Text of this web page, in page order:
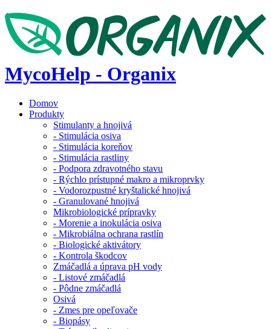
MycoHelp - Organix
Domov
Produkty
Stimulanty a hnojivá
- Stimulácia osiva
- Stimulácia koreňov
- Stimulácia rastliny
- Podpora zdravotného stavu
- Rýchlo prístupné makro a mikroprvky
- Vodorozpustné kryštalické hnojivá
- Granulované hnojivá
Mikrobiologické prípravky
- Morenie a inokulácia osiva
- Mikrobiálna ochrana rastlín
- Biologické aktivátory
- Kontrola škodcov
Zmáčadlá a úprava pH vody
- Listové zmáčadlá
- Pôdne zmáčadlá
Osivá
- Zmes pre opeľovače
- Biopásy